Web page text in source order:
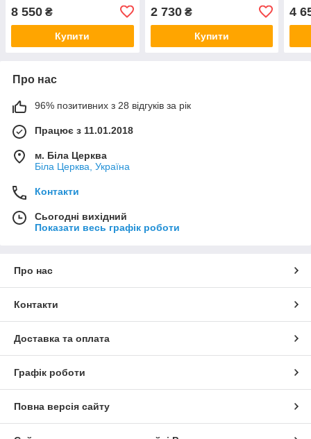
8 550 ₴
Купити
2 730₴
Купити
4
Про нас
96% позитивних з 28 відгуків за рік
Працює з 11.01.2018
м. Біла Церква
Біла Церква, Україна
Контакти
Сьогодні вихідний
Показати весь графік роботи
Про нас
Контакти
Доставка та оплата
Графік роботи
Повна версія сайту